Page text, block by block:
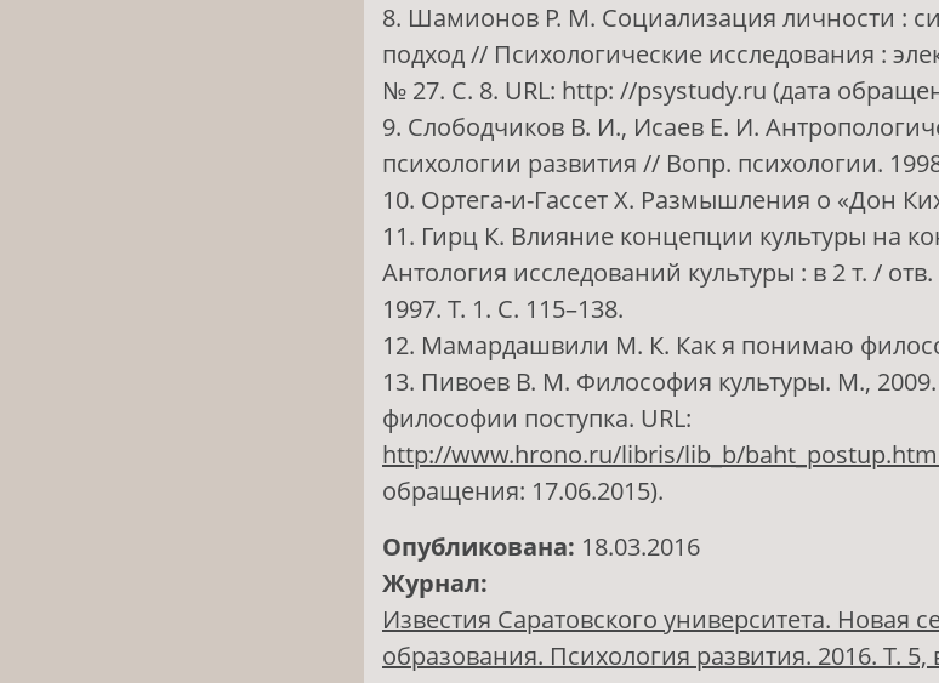
8. Шамионов Р. М. Социализация личности :
подход // Психологические исследования :
№ 27. С. 8. URL: http: //psystudy.ru (дата
9. Слободчиков В. И., Исаев Е. И.
психологии развития // Вопр. психологии.
10. Ортега-и-Гассет Х. Размышления о «Дон
11. Гирц К. Влияние концепции культуры на
Антология исследований культуры : в 2 т. /
1997. Т. 1. С. 115–138.
12. Мамардашвили М. К. Как я понимаю
13. Пивоев В. М. Философия культуры. М.,
философии поступка. URL:
http://www.hrono.ru/libris/lib_b/
обращения: 17.06.2015).
Опубликована: 18.03.2016
Журнал:
Известия Саратовского университета. Новая
образования. Психология развития. 2016. Т. 5,